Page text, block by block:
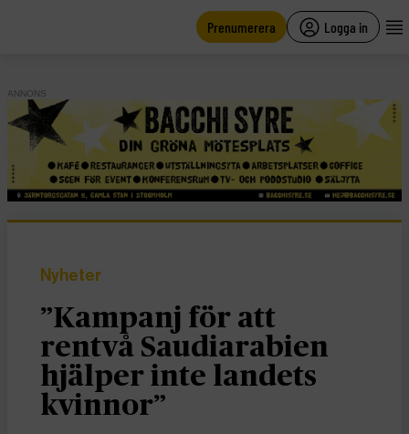
Prenumerera Logga in
ANNONS
Nyheter
”Kampanj för att
rentvå Saudiarabien
hjälper inte landets
kvinnor”